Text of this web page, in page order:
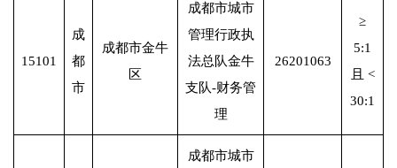
15101
成
都
市
成都市金牛
区
成都市城市
管理行政执
法总队金牛
支队-财务管
理
26201063
≥
5:1
且 <
30:1
成都市城市